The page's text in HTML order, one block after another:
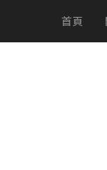
首頁